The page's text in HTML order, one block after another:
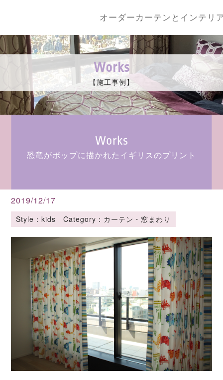
オーダーカーテンとインテリ
Works
【施工事例】
Works
恐竜がポップに描かれたイギリスのプリント
2019/12/17
Style：kids Category：カーテン・窓まわり